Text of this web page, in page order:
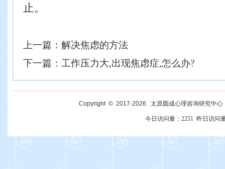
止。
上一篇： 解决焦虑的方法
下一篇： 工作压力大,出现焦虑症,怎么办?
Copyright © 2017-2026 太原圆成心理咨询研究中
今日访问量： 2251 昨日访问